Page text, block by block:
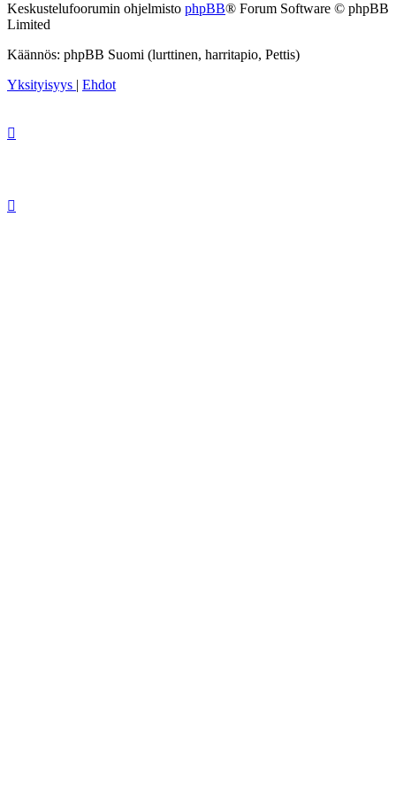
Keskustelufoorumin ohjelmisto phpBB® Forum Software © phpBB
Limited
Käännös: phpBB Suomi (lurttinen, harritapio, Pettis)
Yksityisyys
Ehdot